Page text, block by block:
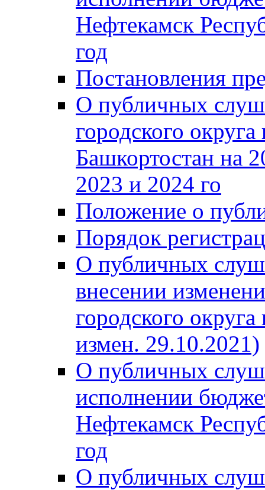
Нефтекамск
год
Постановления
О публичных
городского
Башкортостан на
2023 и 2024 го
Положение о
Порядок
О публичных
внесении
городского
измен. 29.10.2021)
О публичных
исполнении
Нефтекамск
год
О публичных